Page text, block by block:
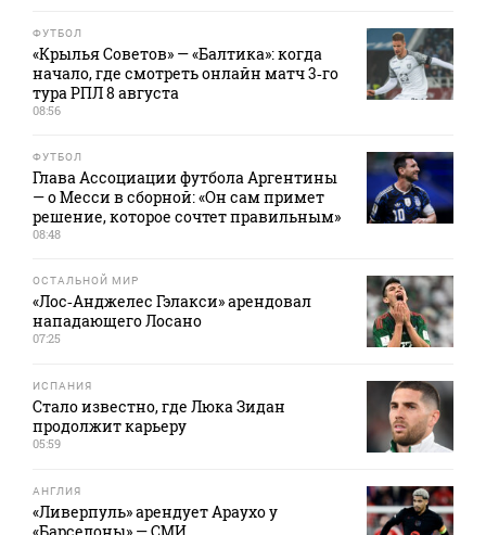
ФУТБОЛ
«Крылья Советов» — «Балтика»: когда
начало, где смотреть онлайн матч 3‑го
тура РПЛ 8 августа
08:56
ФУТБОЛ
Глава Ассоциации футбола Аргентины
— о Месси в сборной: «Он сам примет
решение, которое сочтет правильным»
08:48
ОСТАЛЬНОЙ МИР
«Лос‑Анджелес Гэлакси» арендовал
нападающего Лосано
07:25
ИСПАНИЯ
Стало известно, где Люка Зидан
продолжит карьеру
05:59
АНГЛИЯ
«Ливерпуль» арендует Араухо у